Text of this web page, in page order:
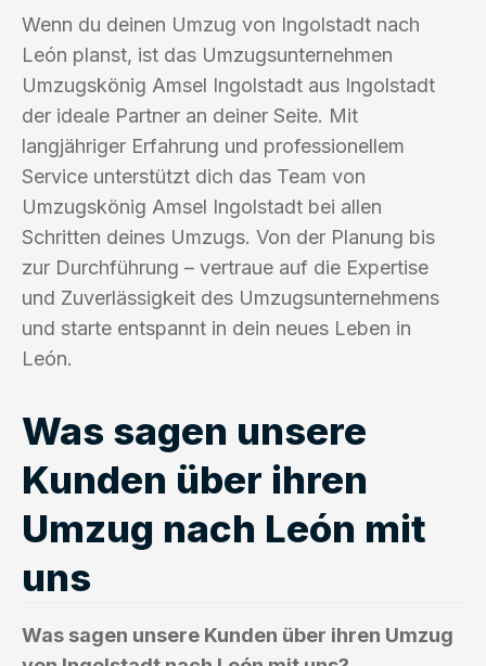
Wenn du deinen Umzug von Ingolstadt nach
León planst, ist das Umzugsunternehmen
Umzugskönig Amsel Ingolstadt aus Ingolstadt
der ideale Partner an deiner Seite. Mit
langjähriger Erfahrung und professionellem
Service unterstützt dich das Team von
Umzugskönig Amsel Ingolstadt bei allen
Schritten deines Umzugs. Von der Planung bis
zur Durchführung – vertraue auf die Expertise
und Zuverlässigkeit des Umzugsunternehmens
und starte entspannt in dein neues Leben in
León.
Was sagen unsere
Kunden über ihren
Umzug nach León mit
uns
Was sagen unsere Kunden über ihren Umzug